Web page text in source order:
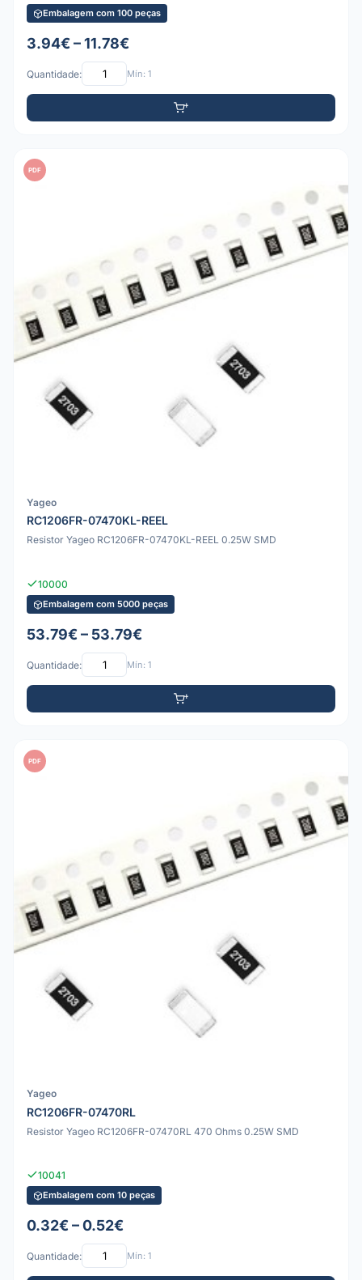
Embalagem com 100 peças
3.94€ – 11.78€
Quantidade: Mín: 1
PDF
Yageo
RC1206FR-07470KL-REEL
Resistor Yageo RC1206FR-07470KL-REEL 0.25W SMD
10000
Embalagem com 5000 peças
53.79€ – 53.79€
Quantidade: Mín: 1
PDF
Yageo
RC1206FR-07470RL
Resistor Yageo RC1206FR-07470RL 470 Ohms 0.25W SMD
10041
Embalagem com 10 peças
0.32€ – 0.52€
Quantidade: Mín: 1